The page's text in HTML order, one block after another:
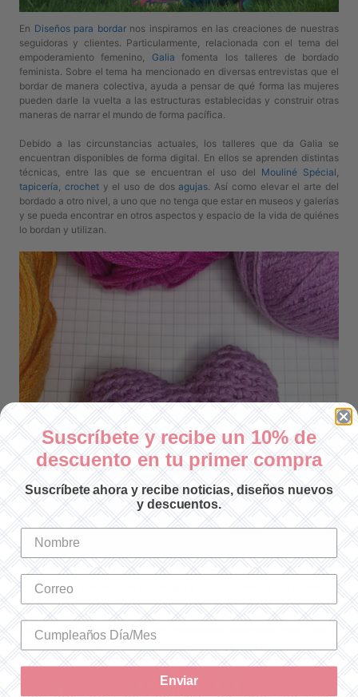
En Diseños para bordarnos inspiramos en las creaciones de nuestras
seguidoras y clientes. Particularmente, relacionada con el tema del
empoderamiento femenino, Galia fomenta los talleres de bordado
feminista. Sobre el tema ha mencionado en diversas entrevistas que el
bordar de manera colectiva, ayuda a pensar de qué forma las mujeres
pueden darle la vuelta a las estructuras establecidas y construir otras
maneras de narrar el mundo de forma pacífica.
Debido a las circunstancias actuales, los talleres que da Galia se
encuentran disponibles de forma digital. En ellos se aprenden distintas
técnicas, entre las que se encuentran el uso del Mouliné Spécial
tapicería crochety el uso de dosagujas . Así como elevar el arte del
bordado a otro nivel, a uno que no tenga que estar en museos y galerías
y se pueda encontrar en otros aspectos y espacio de la vida de quiénes
lo bordan y utilizan.
Si te interesa juntarte con tus amigas y bordar, o unirte a los talleres de
Galiao deGimena Romeropuedes buscar todos tus materiales en
Diseños para bordar . En nuestra tienda online encontrarás todas las
gamas de productos DMC, con
patrones gratuitos
Suscríbete y recibe un 10% de
descuento en tu primer compra
Suscríbete ahora y recibe noticias, diseños nuevos
y descuentos.
Enviar